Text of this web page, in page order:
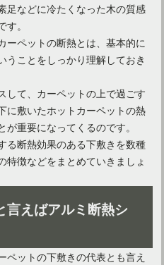
手洗いと洗濯機の洗い方
足などに冷たくなった木の質感
。
ーペットの断熱とは、基本的に
うことをしっかり理解しておき
して、カーペットの上で過ごす
に敷いたホットカーペットの熱
重要になってくるのです。
る断熱効果のある下敷きを数種
特徴などをまとめていきましょ
言えばアルミ断熱シ
ペットの下敷きの代表とも言え